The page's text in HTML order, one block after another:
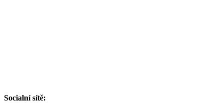
Socialní sítě: